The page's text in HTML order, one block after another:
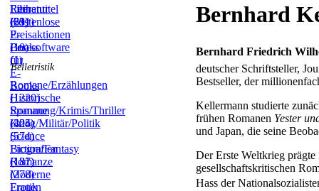
Film
(59)
Literatur
(831)
Reihentitel
(21)
Kostenlose
E-
Books
(1)
Preisaktionen
(10)
Lesesoftware
für
E-
Books
Belletristik
Romane/Erzählungen
(1220)
Historische
Romane
(405)
Spannung/Krimis/Thriller
(324)
Krieg/Militär/Politik
(574)
Science
Fiction/Fantasy
(137)
Biografien
(181)
Romanze
(278)
Moderne
Frauen
Erotik
Bernhard
Bernhard Friedrich
deutscher Schriftsteller,
Bestseller, der
Kellermann studierte
frühen Romanen Yester
und Japan, die seine
Der Erste Weltkrieg
gesellschaftskritischen
Hass der